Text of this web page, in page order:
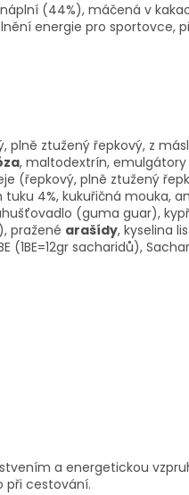
(44%), máčená v
energie pro sportovce,
plně ztužený řepkový, z
, maltodextrín,
(řepkový, plně ztužený
4%, kukuřičná mouka,
(guma guar),
pražené arašídy, kyselina
sacharidů),
a energetickou
při cestování.